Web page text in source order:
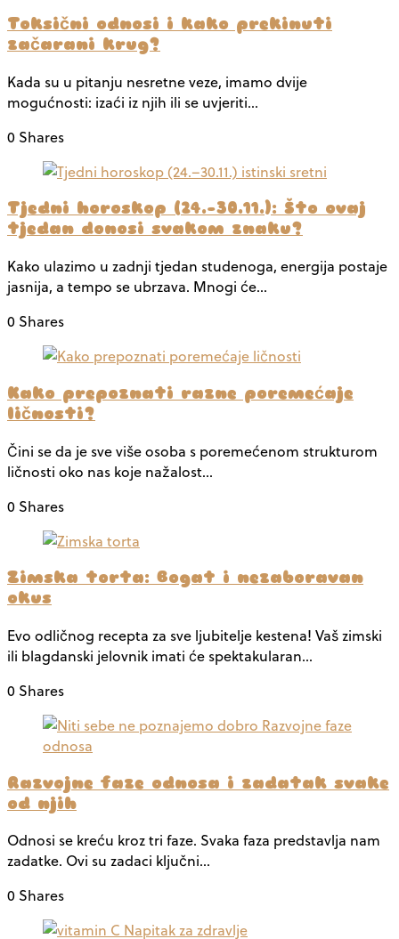
Toksični odnosi i kako prekinuti
začarani krug?
Kada su u pitanju nesretne veze, imamo dvije
mogućnosti: izaći iz njih ili se uvjeriti…
0 Shares
Tjedni horoskop (24.–30.11.): Što ovaj
tjedan donosi svakom znaku?
Kako ulazimo u zadnji tjedan studenoga, energija postaje
jasnija, a tempo se ubrzava. Mnogi će…
0 Shares
Kako prepoznati razne poremećaje
ličnosti?
Čini se da je sve više osoba s poremećenom strukturom
ličnosti oko nas koje nažalost…
0 Shares
Zimska torta: Bogat i nezaboravan
okus
Evo odličnog recepta za sve ljubitelje kestena! Vaš zimski
ili blagdanski jelovnik imati će spektakularan…
0 Shares
Razvojne faze odnosa i zadatak svake
od njih
Odnosi se kreću kroz tri faze. Svaka faza predstavlja nam
zadatke. Ovi su zadaci ključni…
0 Shares